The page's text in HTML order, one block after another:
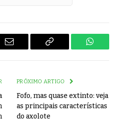
Email
Copy
PRÓXIMO ARTIGO
Fofo, mas quase extinto: veja
as principais características
do axolote